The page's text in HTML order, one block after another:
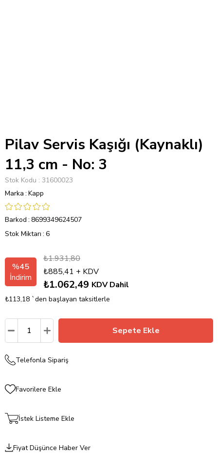
Pilav Servis Kaşığı (Kaynaklı)
11,3 cm - No: 3
Stok Kodu
31600023
Marka : Kapp
Barkod : 8699349624507
Stok Miktarı : 6
%45
İndirim
₺1.931,80
₺885,41 + KDV
KDV Dahil
₺1.062,49
₺113,18 `den başlayan taksitlerle
Telefonla Sipariş
Favorilere Ekle
İstek Listeme Ekle
Fiyat Düşünce Haber Ver